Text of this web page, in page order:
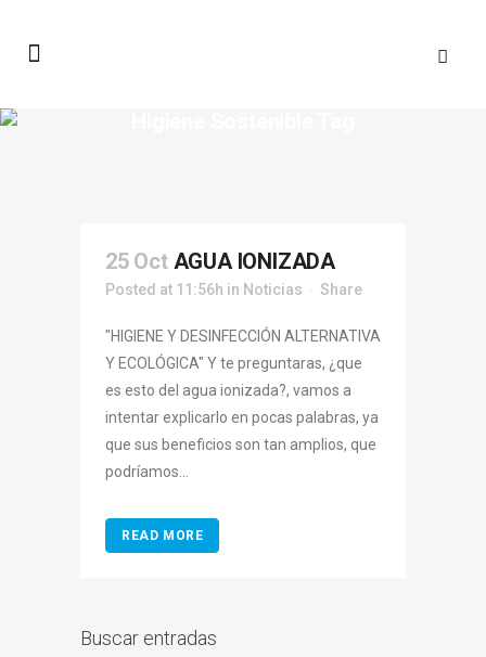
25 Oct AGUA IONIZADA
Posted at 11:56h in Noticias Share
"HIGIENE Y DESINFECCIÓN ALTERNATIVA
Y ECOLÓGICA" Y te preguntaras, ¿que
es esto del agua ionizada?, vamos a
intentar explicarlo en pocas palabras, ya
que sus beneficios son tan amplios, que
podríamos...
READ MORE
Buscar entradas